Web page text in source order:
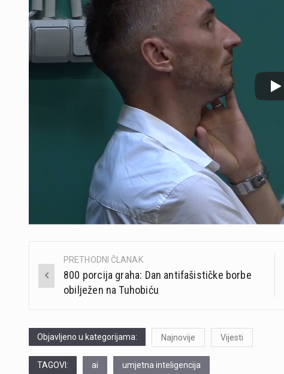
Post
navigation
PRETHODNI ČLANAK
800 porcija graha: Dan antifašističke borbe
obilježen na Tuhobiću
Objavljeno u kategorijama: Najnovije Vijesti
TAGOVI: ai umjetna inteligencija